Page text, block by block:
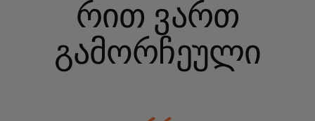
რით ვართ
გამორჩეული